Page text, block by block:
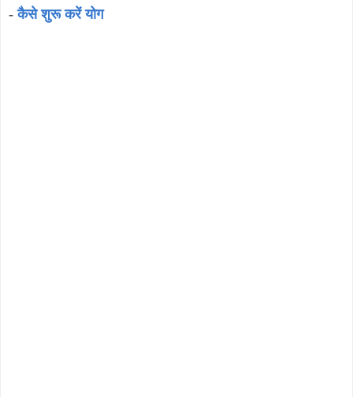
- कैसे शुरू करें योग